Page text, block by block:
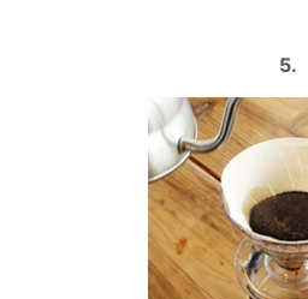
5.